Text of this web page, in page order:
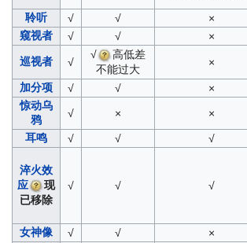
聆听 √ √ ×
窥视者
√ √ ×
巡视者
√
√
高低差
不能过大
×
加分项
√ √ ×
惊动乌
鸦
√ × ×
耳鸣
√ √ √
淬火效
应
现
已移除
√ √ √
女神像 √ √ ×